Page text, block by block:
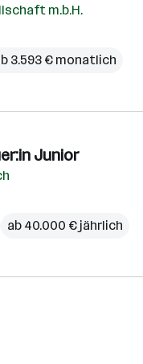
m.b.H.
3.593 € monatlich
Junior
ab 40.000 € jährlich